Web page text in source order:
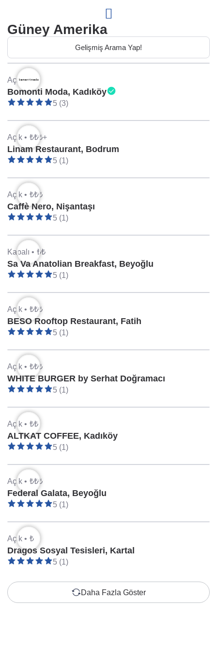
Güney Amerika
Gelişmiş Arama Yap!
Açık • ₺₺
Bomonti Moda, Kadıköy
5 (3)
Açık • ₺₺₺+
Linam Restaurant, Bodrum
5 (1)
Açık • ₺₺₺
Caffè Nero, Nişantaşı
5 (1)
Kapalı • ₺₺
Sa Va Anatolian Breakfast, Beyoğlu
5 (1)
Açık • ₺₺₺
BESO Rooftop Restaurant, Fatih
5 (1)
Açık • ₺₺₺
WHITE BURGER by Serhat Doğramacı
5 (1)
Açık • ₺₺
ALTKAT COFFEE, Kadıköy
5 (1)
Açık • ₺₺₺
Federal Galata, Beyoğlu
5 (1)
Açık • ₺
Dragos Sosyal Tesisleri, Kartal
5 (1)
Daha Fazla Göster